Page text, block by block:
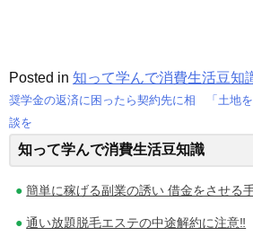
Posted in 知って学んで消費生活豆知
投
稿
ナ
ビ
奨学金の返済に困ったら契約先に相
談を
「土地
知って学んで消費生活豆知識
簡単に稼げる副業の誘い 借金をさせる
通い放題脱毛エステの中途解約に注意‼